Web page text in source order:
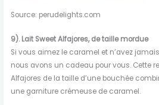
Source: perudelights.com
9). Lait Sweet Alfajores, de taille mordue
Si vous aimez le caramel et n’avez
nous avons un cadeau pour vous. Cette
Alfajores de la taille d’une bouchée
une garniture crémeuse de caramel.